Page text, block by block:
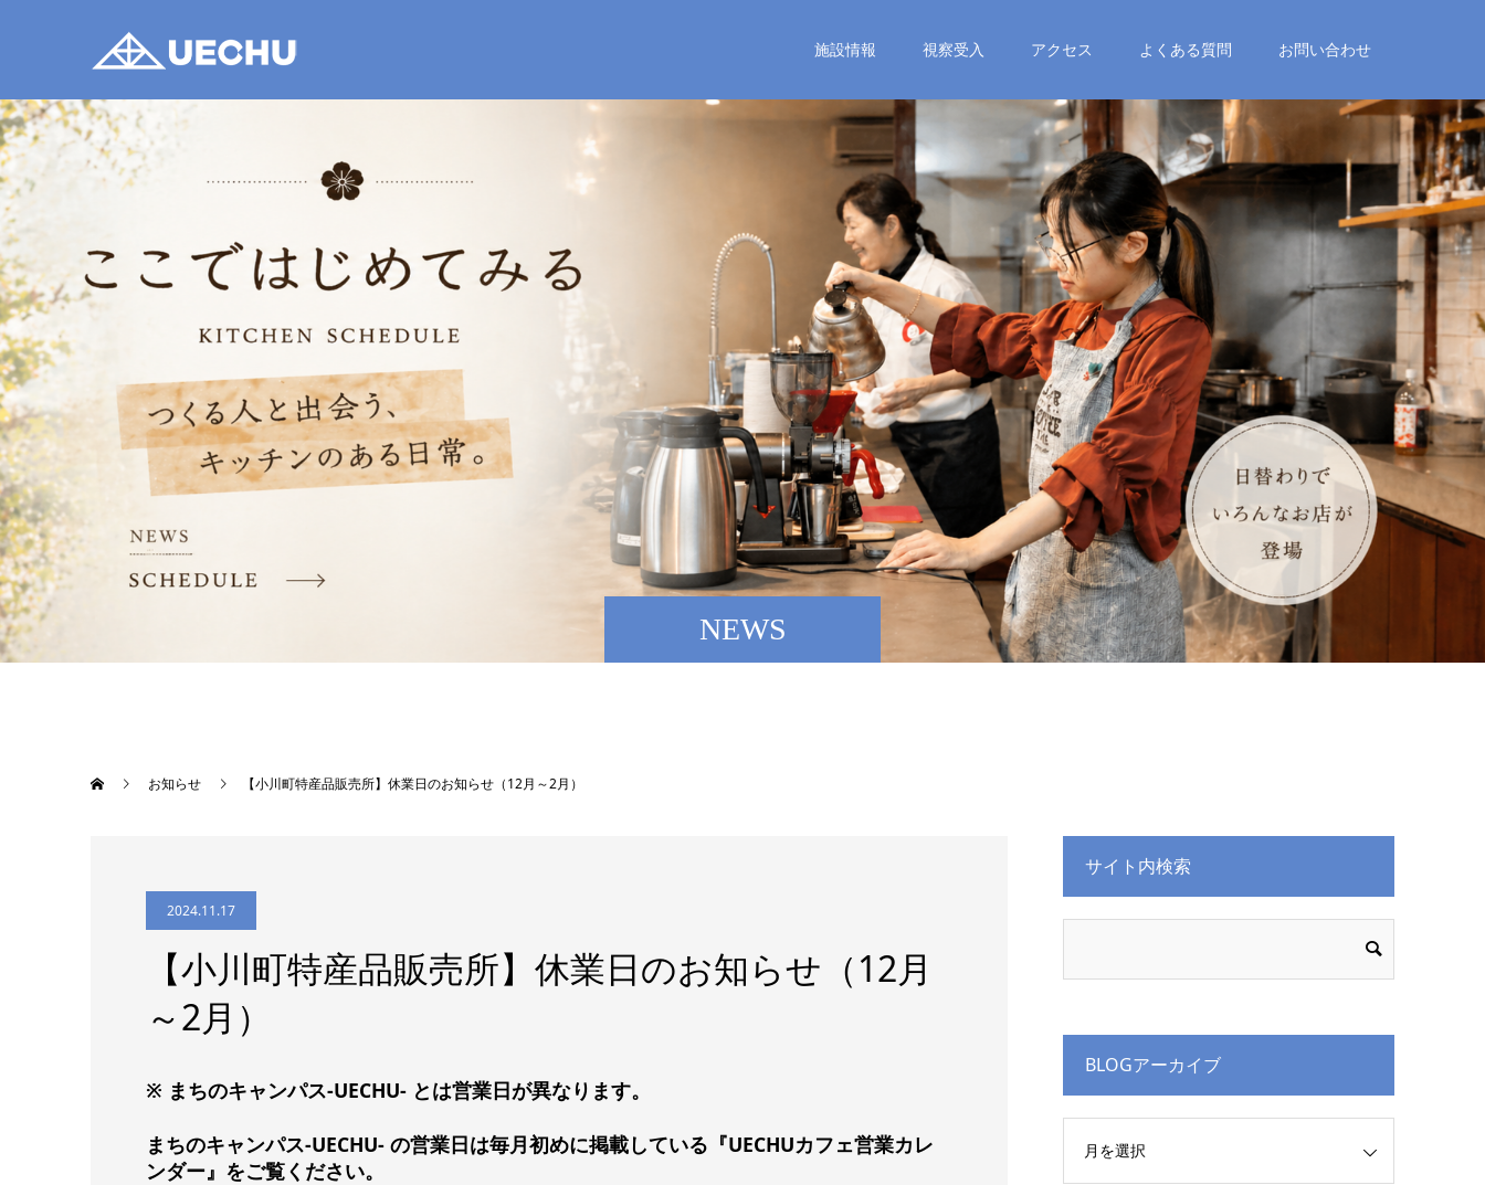
施設情報 視察受入 アクセス よくある質問 お問い合わせ
NEWS
お知らせ 【小川町特産品販売所】休業日のお知らせ（12月～2月）
2024.11.17
【小川町特産品販売所】休業日のお知らせ（12月
～2月）
※ まちのキャンパス-UECHU- とは営業日が異なります。
まちのキャンパス-UECHU- の営業日は毎月初めに掲載している『UECHUカフェ営業カレ
ンダー』をご覧ください。
サイト内検索
BLOGアーカイブ